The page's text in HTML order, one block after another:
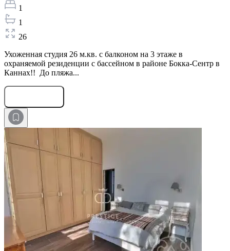
1
1
26
Ухоженная студия 26 м.кв. с балконом на 3 этаже в
охраняемой резиденции с бассейном в районе Бокка-Сентр в
Каннах!! До пляжа...